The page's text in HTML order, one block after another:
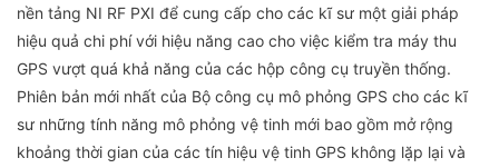
nền tảng NI RF PXI để cung cấp cho các kĩ sư một giải pháp
hiệu quả chi phí với hiệu năng cao cho việc kiểm tra máy thu
GPS vượt quá khả năng của các hộp công cụ truyền thống.
Phiên bản mới nhất của Bộ công cụ mô phỏng GPS cho các kĩ
sư những tính năng mô phỏng vệ tinh mới bao gồm mở rộng
khoảng thời gian của các tín hiệu vệ tinh GPS không lặp lại và